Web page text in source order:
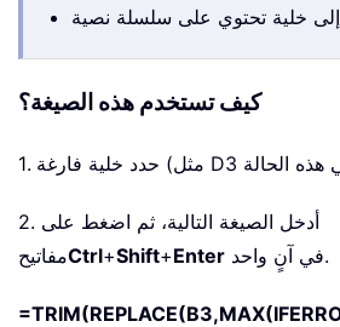
كيف تستخدم هذه الصيغة؟
2. أدخل الصيغة التالية، ثم اضغط على
مفاتيحCtrl+Shift+Enter في آنٍ واحد.